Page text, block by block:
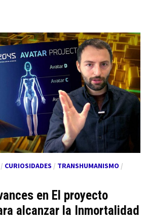
CURIOSIDADES / TRANSHUMANISMO /
en El proyecto
alcanzar la Inmortalidad